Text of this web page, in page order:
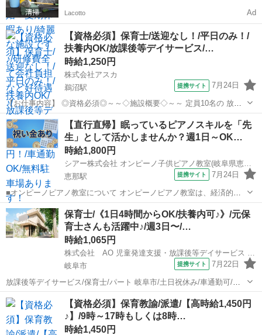
Lacotto Ad
【資格必須】保育士/送迎なし！/平日のみ！/
扶養内OK/放課後等デイサービス/…
時給1,250円
株式会社アスカ
鵜沼駅
提携サイト 7月24日
【お仕事内容】 ◎資格必須◎～～◇施設概要◇～～ 定員10名の 放課
後等デイサービスです！ 小学生～高校生のお子さんが 通っています♪
軽度の子がほとんどで 車いすの子が少し通っています！ もちろん最初
からできないこと...
岐阜 各務原市 鵜沼駅 保育士
【直行直帰】眠っているピアノスキルを「先
生」として活かしませんか？週1日～OK…
時給1,800円
シアー株式会社 オンピーノ子供ピアノ教室(岐阜県恵那市)
恵那駅
提携サイト 7月24日
■オンピーノピアノ教室について オンピーノピアノ教室は、経済的な
事情に左右されることなく、すべての子どもたちが平等に音楽を学べ
る場所をつくりたい!という想いから生まれました。 出張レッスンとい
う形を採用することで、 「近...
岐阜 恵那市 恵那駅 インストラクター
保育士/《1日4時間からOK/扶養内可♪》/元保
育士さんも活躍中♪/週3日〜/…
時給1,065円
株式会社 AO 児童発達支援・放課後等デイサービス あお
岐阜市
提携サイト 7月22日
放課後等デイサービス/保育士/パート 岐阜市/土日祝休み/車通勤可/無
料駐車場 岐阜市にある放課後等デイサービスさんで パートの保育
士さん募集します♪ ⌒*⌒*⌒*⌒*⌒*⌒*⌒*⌒*⌒*⌒*⌒*⌒ 【施設さんに
つい...
岐阜 保育士
【資格必須】保育教諭/派遣/【高時給1,450円
♪】/9時～17時もしくは8時…
時給1,450円